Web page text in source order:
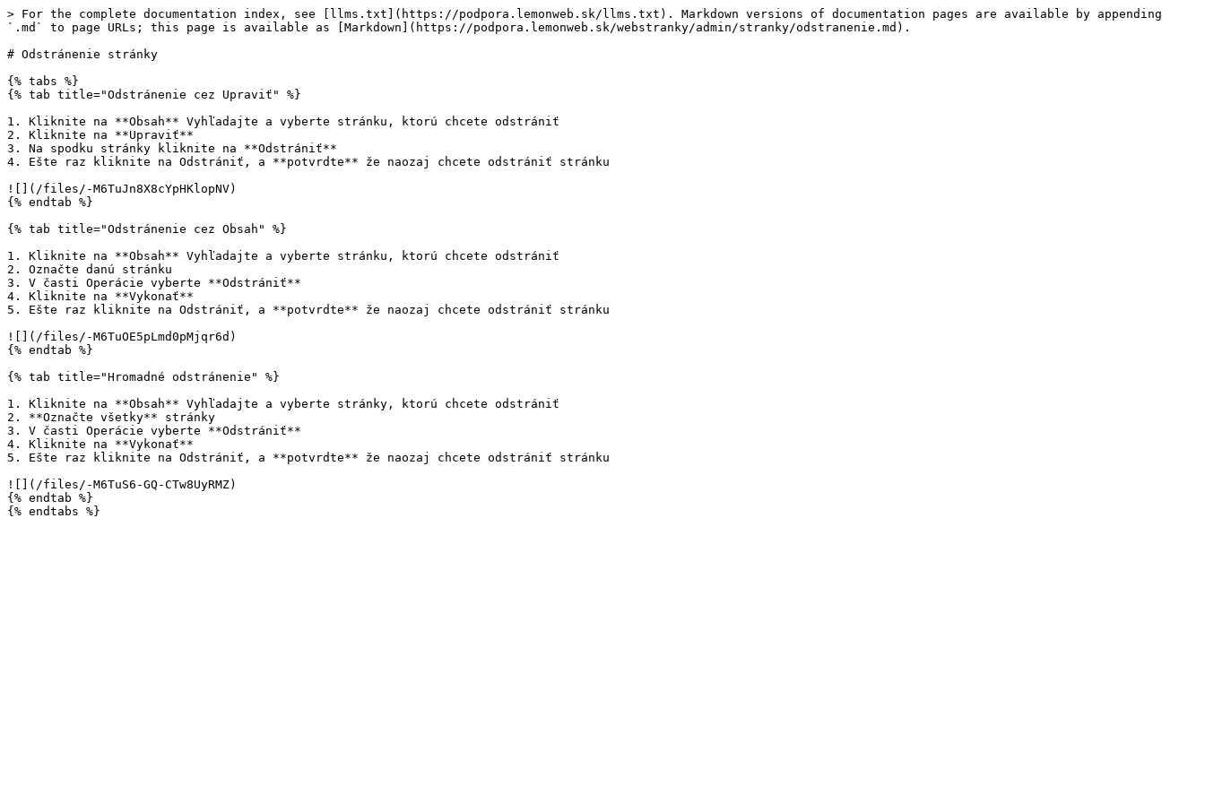
> For the complete documentation index, see [llms.txt](https://podpora.lemonweb.sk/llms.txt). Markdown versions of documentation pages are available by appending
`.md` to page URLs; this page is available as [Markdown](https://podpora.lemonweb.sk/webstranky/admin/stranky/odstranenie.md).
# Odstránenie stránky
{% tabs %}
{% tab title="Odstránenie cez Upraviť" %}
1. Kliknite na **Obsah** Vyhľadajte a vyberte stránku, ktorú chcete odstrániť
2. Kliknite na **Upraviť**
3. Na spodku stránky kliknite na **Odstrániť**
4. Ešte raz kliknite na Odstrániť, a **potvrdte** že naozaj chcete odstrániť stránku
![](/files/-M6TuJn8X8cYpHKlopNV)
{% endtab %}
{% tab title="Odstránenie cez Obsah" %}
1. Kliknite na **Obsah** Vyhľadajte a vyberte stránku, ktorú chcete odstrániť
2. Označte danú stránku
3. V časti Operácie vyberte **Odstrániť**
4. Kliknite na **Vykonať**
5. Ešte raz kliknite na Odstrániť, a **potvrdte** že naozaj chcete odstrániť stránku
![](/files/-M6TuOE5pLmd0pMjqr6d)
{% endtab %}
{% tab title="Hromadné odstránenie" %}
1. Kliknite na **Obsah** Vyhľadajte a vyberte stránky, ktorú chcete odstrániť
2. **Označte všetky** stránky
3. V časti Operácie vyberte **Odstrániť**
4. Kliknite na **Vykonať**
5. Ešte raz kliknite na Odstrániť, a **potvrdte** že naozaj chcete odstrániť stránku
![](/files/-M6TuS6-GQ-CTw8UyRMZ)
{% endtab %}